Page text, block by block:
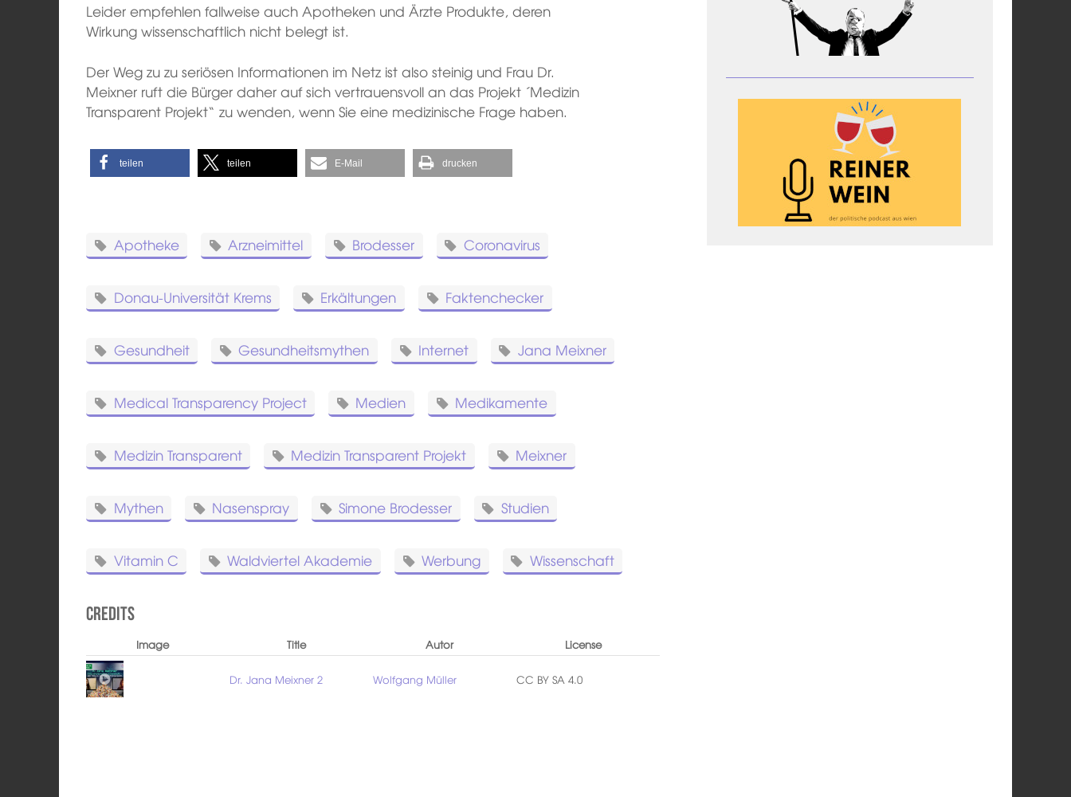
Leider empfehlen fallweise auch Apotheken und Ärzte Produkte, deren
Wirkung wissenschaftlich nicht belegt ist.
Der Weg zu zu seriösen Informationen im Netz ist also steinig und Frau Dr.
Meixner ruft die Bürger daher auf sich vertrauensvoll an das Projekt ´Medizin
Transparent Projekt“ zu wenden, wenn Sie eine medizinische Frage haben.
teilen teilen E-Mail drucken
Apotheke Arzneimittel Brodesser Coronavirus
Donau-Universität Krems Erkältungen Faktenchecker
Gesundheit Gesundheitsmythen Internet Jana Meixner
Medical Transparency Project Medien Medikamente
Medizin Transparent Medizin Transparent Projekt Meixner
Mythen Nasenspray Simone Brodesser Studien
Vitamin C Waldviertel Akademie Werbung Wissenschaft
Credits
Image Title Autor License
Dr. Jana Meixner 2 Wolfgang Müller CC BY SA 4.0